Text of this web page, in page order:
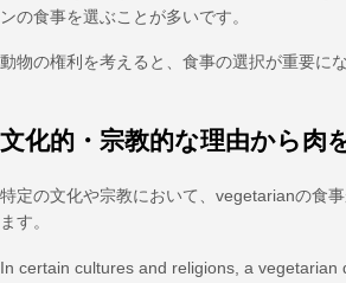
ンの食事を選ぶことが多いです。
動物の権利を考えると、食事の選択が重要にな
文化的・宗教的な理由から肉
特定の文化や宗教において、vegetarianの食
ます。
In certain cultures and religions, a vegetarian